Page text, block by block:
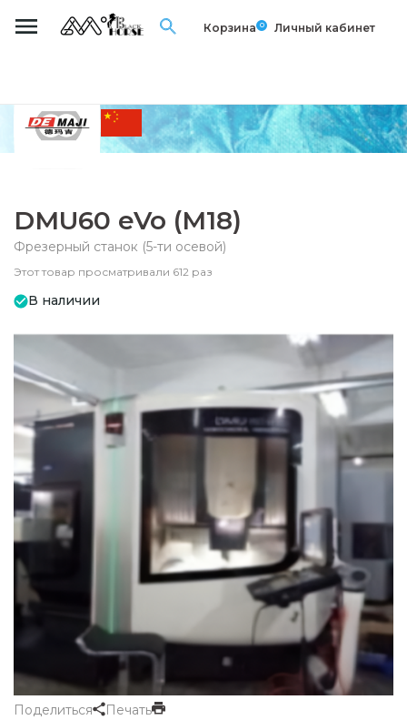
Корзина 0 Личный кабинет
DMU60 eVo (M18)
Фрезерный станок (5-ти осевой)
Этот товар просматривали 612 раз
В наличии
Поделиться Печать